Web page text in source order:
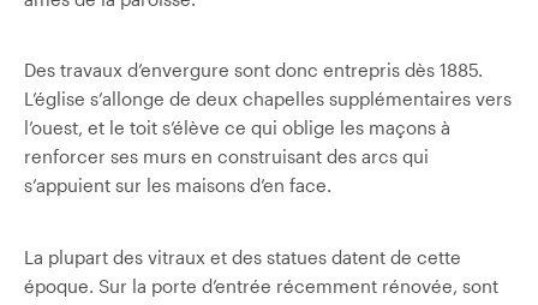
Des travaux d’envergure sont donc entrepris dès 1885.
L’église s’allonge de deux chapelles supplémentaires vers
l’ouest, et le toit s’élève ce qui oblige les maçons à
renforcer ses murs en construisant des arcs qui
s’appuient sur les maisons d’en face.
La plupart des vitraux et des statues datent de cette
époque. Sur la porte d’entrée récemment rénovée, sont